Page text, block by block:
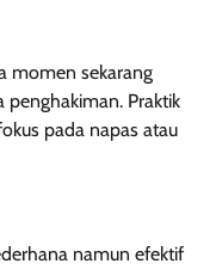
momen sekarang
Praktik
pada napas atau
namun efektif